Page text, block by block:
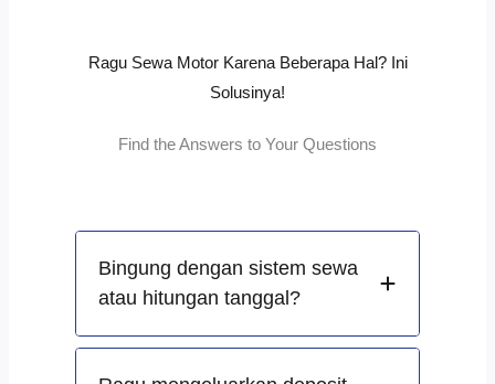
Ragu Sewa Motor Karena Beberapa Hal? Ini
Solusinya!
Find the Answers to Your Questions
Bingung dengan sistem sewa
atau hitungan tanggal?